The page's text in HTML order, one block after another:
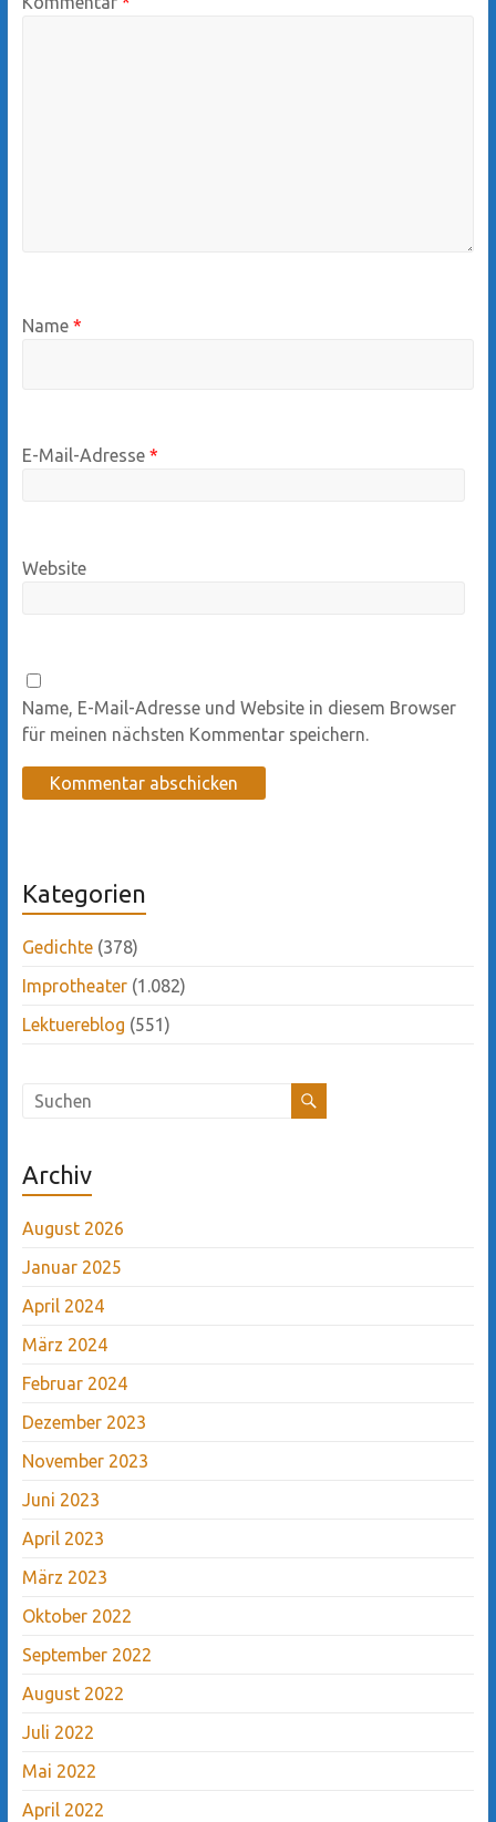
Name *
E-Mail-Adresse *
Website
Name, E-Mail-Adresse und Website in diesem Browser
für meinen nächsten Kommentar speichern.
Kategorien
Gedichte(378)
Improtheater(1.082)
Lektuereblog (551)
Archiv
August 2026
Januar 2025
April 2024
März 2024
Februar 2024
Dezember 2023
November 2023
Juni 2023
April 2023
März 2023
Oktober 2022
September 2022
August 2022
Juli 2022
Mai 2022
April 2022